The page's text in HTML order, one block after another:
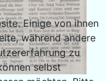
Einige von ihnen
während andere
zu
selbst